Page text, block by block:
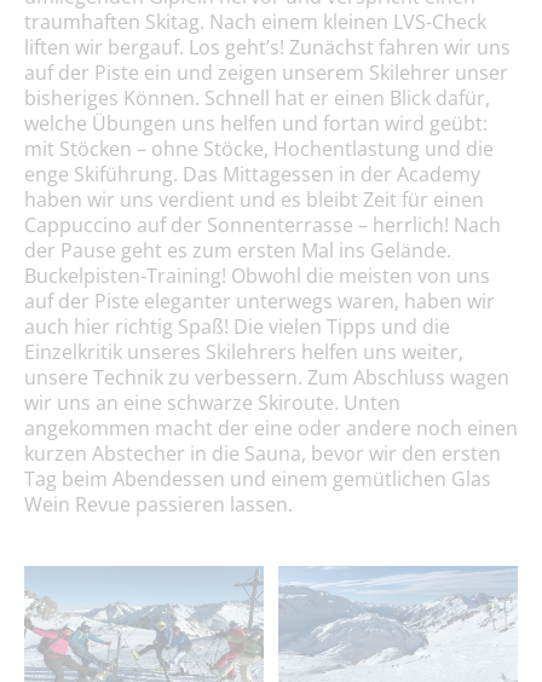
traumhaften Skitag. Nach einem kleinen LVS-Check
liften wir bergauf. Los geht’s! Zunächst fahren wir uns
auf der Piste ein und zeigen unserem Skilehrer unser
bisheriges Können. Schnell hat er einen Blick dafür,
welche Übungen uns helfen und fortan wird geübt:
mit Stöcken – ohne Stöcke, Hochentlastung und die
enge Skiführung. Das Mittagessen in der Academy
haben wir uns verdient und es bleibt Zeit für einen
Cappuccino auf der Sonnenterrasse – herrlich! Nach
der Pause geht es zum ersten Mal ins Gelände.
Buckelpisten-Training! Obwohl die meisten von uns
auf der Piste eleganter unterwegs waren, haben wir
auch hier richtig Spaß! Die vielen Tipps und die
Einzelkritik unseres Skilehrers helfen uns weiter,
unsere Technik zu verbessern. Zum Abschluss wagen
wir uns an eine schwarze Skiroute. Unten
angekommen macht der eine oder andere noch einen
kurzen Abstecher in die Sauna, bevor wir den ersten
Tag beim Abendessen und einem gemütlichen Glas
Wein Revue passieren lassen.